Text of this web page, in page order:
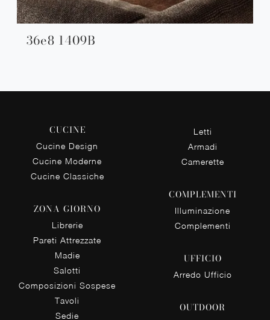
36e8 1409B
CUCINE
Cucine Design
Cucine Moderne
Cucine Classiche
ZONA GIORNO
Librerie
Pareti Attrezzate
Madie
Salotti
Composizioni Sospese
Tavoli
Sedie
Letti
Armadi
Camerette
COMPLEMENTI
Illuminazione
Complementi
UFFICIO
Arredo Ufficio
OUTDOOR